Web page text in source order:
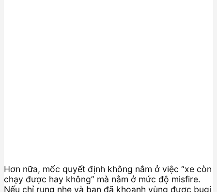
Hơn nữa, mốc quyết định không nằm ở việc “xe còn
chạy được hay không” mà nằm ở mức độ misfire.
Nếu chỉ rung nhẹ và bạn đã khoanh vùng được bugi